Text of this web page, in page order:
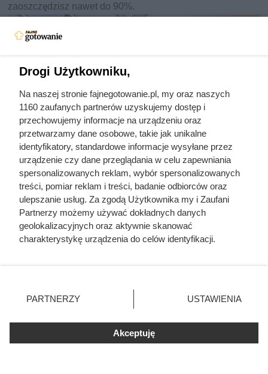
zaoszczędzisz nawet do 90%.
Carrefour szaleje z promocjami.
Tak taniej kawy dawno nie było!
najlepsze okazje!
Drogi Użytkowniku,
Na naszej stronie fajnegotowanie.pl, my oraz naszych
1160 zaufanych partnerów uzyskujemy dostęp i
przechowujemy informacje na urządzeniu oraz
przetwarzamy dane osobowe, takie jak unikalne
identyfikatory, standardowe informacje wysyłane przez
urządzenie czy dane przeglądania w celu zapewniania
spersonalizowanych reklam, wybór spersonalizowanych
treści, pomiar reklam i treści, badanie odbiorców oraz
ulepszanie usług. Za zgodą Użytkownika my i Zaufani
Partnerzy możemy używać dokładnych danych
geolokalizacyjnych oraz aktywnie skanować
charakterystykę urządzenia do celów identyfikacji.
zmienić/wycofać klikając przycisk ustawień prywatności
znajdujący się w lewym dolnym rogu strony
rodzaje przetwarzania danych nie wymagają zgody
użytkownika, ale masz prawo sprzeciwić się takiemu
przetwarzaniu. Preferencje będą miały zastosowania tylko
PARTNERZY USTAWIENIA
Akceptuję